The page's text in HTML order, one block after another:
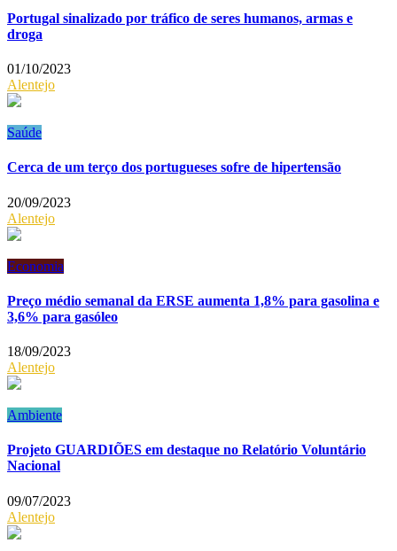
Portugal sinalizado por tráfico de seres humanos, armas e
droga
01/10/2023
Alentejo
Saúde
Cerca de um terço dos portugueses sofre de hipertensão
20/09/2023
Alentejo
Economia
Preço médio semanal da ERSE aumenta 1,8% para gasolina e
3,6% para gasóleo
18/09/2023
Alentejo
Ambiente
Projeto GUARDIÕES em destaque no Relatório Voluntário
Nacional
09/07/2023
Alentejo